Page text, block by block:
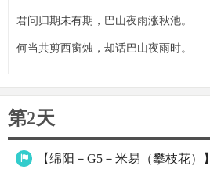
君问归期未有期，巴山夜雨涨秋池。
何当共剪西窗烛，却话巴山夜雨时。
第2天
 【绵阳－G5－米易（攀枝花）】